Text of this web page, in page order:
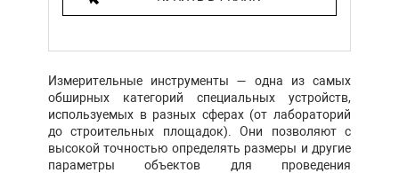
Измерительные инструменты — одна из самых
обширных категорий специальных устройств,
используемых в разных сферах (от лабораторий
до строительных площадок). Они позволяют с
высокой точностью определять размеры и другие
параметры объектов для проведения